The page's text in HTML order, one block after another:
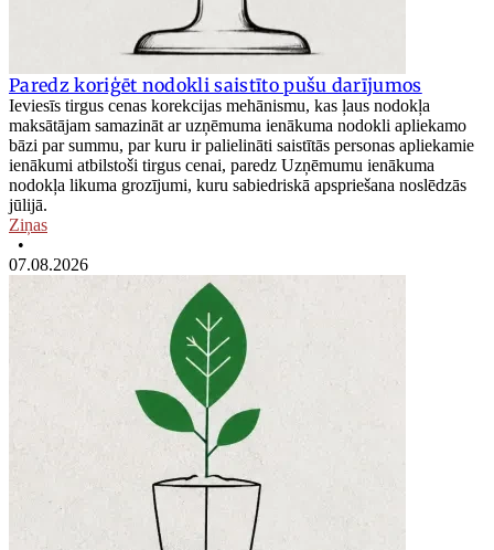
Paredz koriģēt nodokli saistīto pušu darījumos
Ieviesīs tirgus cenas korekcijas mehānismu, kas ļaus nodokļa
maksātājam samazināt ar uzņēmuma ienākuma nodokli apliekamo
bāzi par summu, par kuru ir palielināti saistītās personas apliekamie
ienākumi atbilstoši tirgus cenai, paredz Uzņēmumu ienākuma
nodokļa likuma grozījumi, kuru sabiedriskā apspriešana noslēdzās
jūlijā.
Ziņas
•
07.08.2026